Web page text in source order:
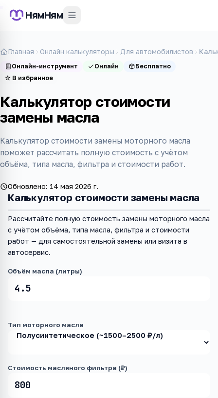
НямНям
Главная Онлайн калькуляторы Для автомобилистов
Онлайн-инструмент Онлайн
Бесплатно
☆ В избранное
Калькулятор стоимости
замены масла
Калькулятор стоимости замены моторного масла
поможет рассчитать полную стоимость с учётом
объёма, типа масла, фильтра и стоимости работ.
Обновлено: 14 мая 2026 г.
Калькулятор стоимости замены масла
Рассчитайте полную стоимость замены моторного масла
с учётом объёма, типа масла, фильтра и стоимости
работ — для самостоятельной замены или визита в
автосервис.
Объём масла (литры)
Тип моторного масла
Стоимость масляного фильтра (₽)